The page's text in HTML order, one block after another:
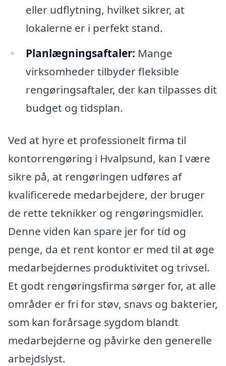
eller udflytning, hvilket sikrer, at
lokalerne er i perfekt stand.
Planlægningsaftaler: Mange
virksomheder tilbyder fleksible
rengøringsaftaler, der kan tilpasses dit
budget og tidsplan.
Ved at hyre et professionelt firma til
kontorrengøring i Hvalpsund, kan I være
sikre på, at rengøringen udføres af
kvalificerede medarbejdere, der bruger
de rette teknikker og rengøringsmidler.
Denne viden kan spare jer for tid og
penge, da et rent kontor er med til at øge
medarbejdernes produktivitet og trivsel.
Et godt rengøringsfirma sørger for, at alle
områder er fri for støv, snavs og bakterier,
som kan forårsage sygdom blandt
medarbejderne og påvirke den generelle
arbejdslyst.